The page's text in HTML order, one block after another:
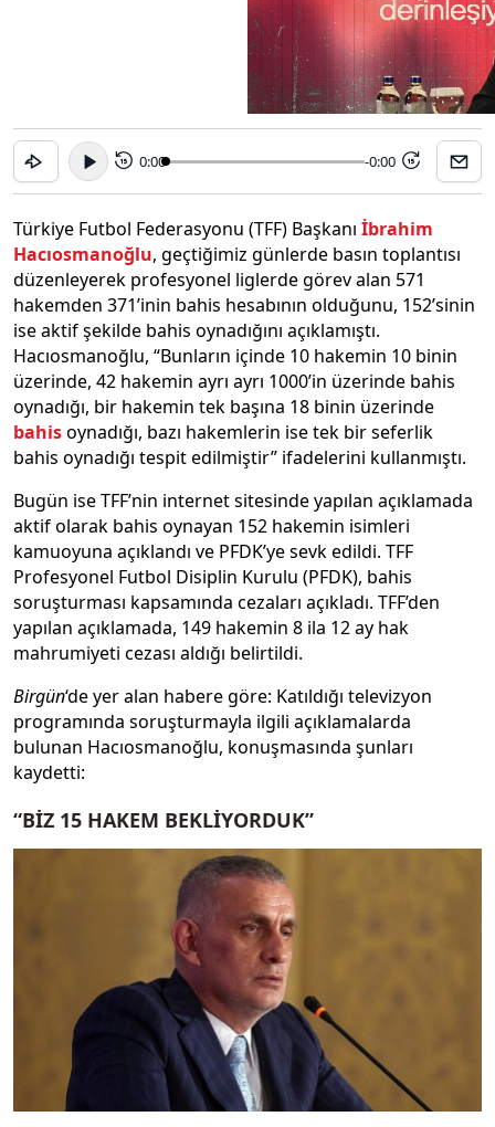
15 0:00 -0:00 15
Türkiye Futbol Federasyonu (TFF) Başkanı İbrahim
Hacıosmanoğlu, geçtiğimiz günlerde basın toplantısı
düzenleyerek profesyonel liglerde görev alan 571
hakemden 371’inin bahis hesabının olduğunu, 152’sinin
ise aktif şekilde bahis oynadığını açıklamıştı.
Hacıosmanoğlu, “Bunların içinde 10 hakemin 10 binin
üzerinde, 42 hakemin ayrı ayrı 1000’in üzerinde bahis
oynadığı, bir hakemin tek başına 18 binin üzerinde
bahisoynadığı, bazı hakemlerin ise tek bir seferlik
bahis oynadığı tespit edilmiştir” ifadelerini kullanmıştı.
Bugün ise TFF’nin internet sitesinde yapılan açıklamada
aktif olarak bahis oynayan 152 hakemin isimleri
kamuoyuna açıklandı ve PFDK’ye sevk edildi. TFF
Profesyonel Futbol Disiplin Kurulu (PFDK), bahis
soruşturması kapsamında cezaları açıkladı. TFF’den
yapılan açıklamada, 149 hakemin 8 ila 12 ay hak
mahrumiyeti cezası aldığı belirtildi.
Birgün‘de yer alan habere göre: Katıldığı televizyon
programında soruşturmayla ilgili açıklamalarda
bulunan Hacıosmanoğlu, konuşmasında şunları
kaydetti:
“BİZ 15 HAKEM BEKLİYORDUK”